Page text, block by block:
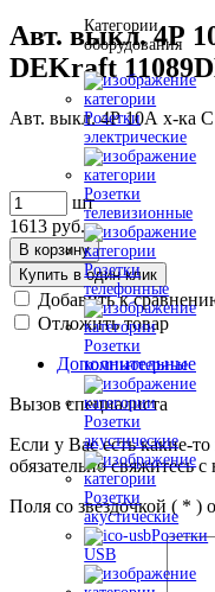
Категории
оборудования
Розетки
электрические
Розетки
телевизионные
Розетки
телефонные
Розетки
компьютерные
Розетки
акустические
Розетки
акустические
Розетки
USB
Авт. выкл. 4Р
DEKraft
Авт. выкл. 4Р 10А х-ка
шт
1613 руб.
В корзину
Купить в один клик
Добавить к
Отложить товар
Дополнительные
Вызов специалиста
Если у Вас есть какие-
обязательно свяжитесь
Поля со звездочкой ( * )